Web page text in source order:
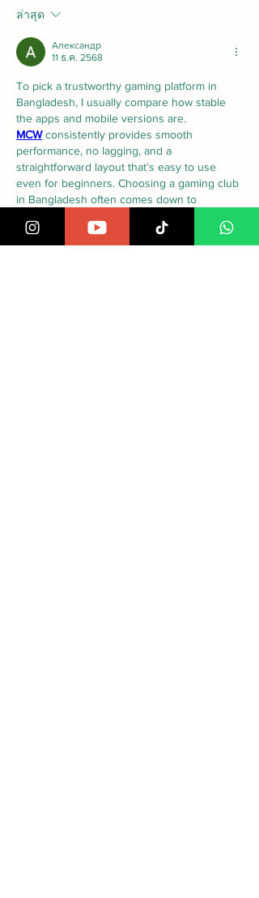
ล่าสุด
Александр
11 ธ.ค. 2568
To pick a trustworthy gaming platform in
Bangladesh, I usually compare how stable
MCW consistently provides smooth
performance, no lagging, and a
straightforward layout that’s easy to use
even for beginners. Choosing a gaming club
in Bangladesh often comes down to
to be one of the more dependable options
for mobile users.